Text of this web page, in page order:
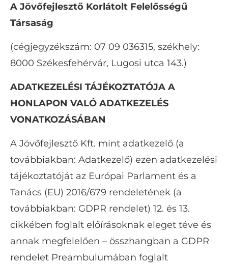
A Jövőfejlesztő Korlátolt Felelősségű
Társaság
(cégjegyzékszám: 07 09 036315, székhely:
8000 Székesfehérvár, Lugosi utca 143.)
ADATKEZELÉSI TÁJÉKOZTATÓJA A
HONLAPON VALÓ ADATKEZELÉS
VONATKOZÁSÁBAN
A Jövőfejlesztő Kft. mint adatkezelő (a
továbbiakban: Adatkezelő) ezen adatkezelési
tájékoztatóját az Európai Parlament és a
Tanács (EU) 2016/679 rendeletének (a
továbbiakban: GDPR rendelet) 12. és 13.
cikkében foglalt előírásoknak eleget téve és
annak megfelelően – összhangban a GDPR
rendelet Preambulumában foglalt